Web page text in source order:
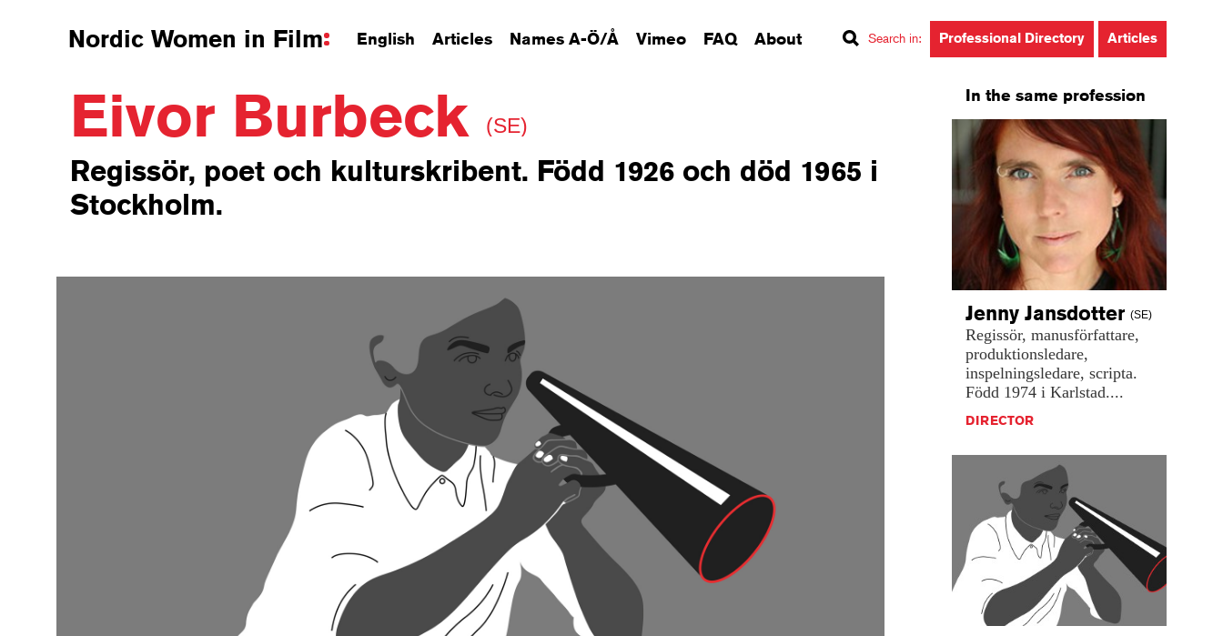
Nordic Women in Film English Articles Names A-Ö/Å Vimeo FAQ About Search in: Professional Directory Articles
Eivor Burbeck (SE)
Regissör, poet och kulturskribent. Född 1926 och död 1965 i
Stockholm.
In the same profession
Jenny Jansdotter (SE)
Regissör, manusförfattare,
produktionsledare,
inspelningsledare, scripta.
Född 1974 i Karlstad....
DIRECTOR